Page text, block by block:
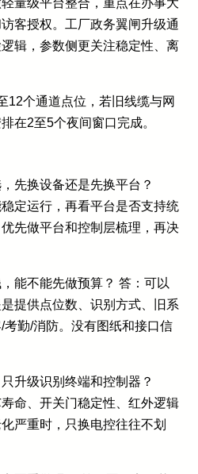
量级平台整合，重点在办事大
客授权。工厂政务翼闸升级通
辑，参数侧更关注稳定性、离
12个通道点位，若旧线缆与网
在2至5个夜间窗口完成。
先换设备还是先换平台？
定运行，再看平台是否支持统
先做平台和控制层梳理，再决
能不能先做预算？ 答：可以
提供点位数、识别方式、旧系
勤/消防。没有图纸和接口信
升级识别终端和控制器？
命、开关门稳定性、红外逻辑
严重时，只换电控往往不划